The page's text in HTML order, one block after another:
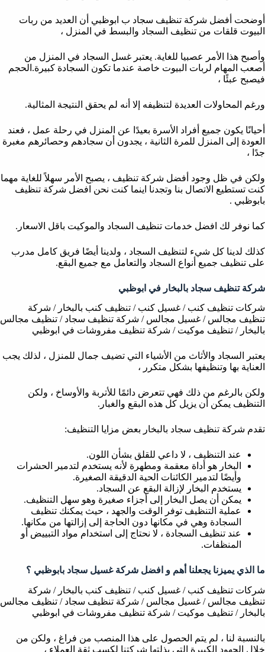
أوضحت أفضل شركة تنظيف سجاد ب ابوظبي أن العديد من ربات
البيوت قلقات من تنظيف السجاد والبسط في المنزل ،
وأصبح هذا الأمر عصبيا للغاية. يعتبر غسل السجاد في المنزل من
أصعب المهام لربات البيوت خاصة عندما تكون السجادة كبيرة.الحجم
فيصبح عبئًا ،
ورغم المحاولات العديدة لتنظيفه إلا أنه لم يحقق النتيجة المثالية.
أحيانًا يكون جميع أفراد الأسرة بعيدًا عن المنزل في رحلة عمل ، فعند
العودة إلى المنزل للمرة الثانية ، يجدون أن سجادهم وحصائرهم مغبرة
جدًا ،
ولكن في ظل وجود أفضل شركة تنظيف ، يصبح الأمر سهلاً للغاية مهما
كنت تستطيع الاتصال بنا وتجدنا اينما كنت نحن افضل شركة تنظيف
بابوظبي .
كما نوفر لك افضل خدمات تنظيف السجاد والموكيت باقل الاسعار.
كذلك لدينا كل شيء لتنظيف السجاد ، ولدينا أيضًا فريق كامل مدرب
على تنظيف جميع أنواع السجاد والتعامل مع جميع البقع.
شركة تنظيف سجاد بالبخار في ابوظبي
شركات تنظيف كنب / غسيل كنب / تنظيف كنب بالبخار / شركة
تنظيف مجالس / غسيل مجالس / شركة تنظيف سجاد / تنظيف مجالس
بالبخار / تنظيف موكيت / شركة تنظيف مفروشات في ابوظبي
يعتبر السجاد والأثاث من الأشياء التي تضيف جمال للمنزل ، لذلك يجب
العناية بها وتنظيفها بشكل متكرر ،
ولكن بالرغم من ذلك فهي تتعرض دائمًا للأتربة والأوساخ ، ولكن
التنظيف يمكن أن يزيل كل هذه البقع والغبار.
تقدم شركة تنظيف سجاد بالبخار بعض مزايا التنظيف:
عند التنظيف ، لا داعي للقلق بشأن اللون.
البخار هو أداة معقمة ومطهرة لأنه يستخدم لتدمير الحشرات
وأيضًا لتدمير الكائنات الحية الدقيقة الصغيرة.
يستخدم البخار لإزالة البقع عن السجاد.
يمكن أن يصل البخار إلى أجزاء صغيرة وهو سهل التنظيف.
عملية التنظيف توفر الوقت والجهد ، حيث يمكنك تنظيف
السجادة وهي في مكانها دون الحاجة إلى إزالتها من مكانها.
عند تنظيف السجادة ، لا نحتاج إلى استخدام مواد التبييض أو
المنظفات.
ما الذي يميزنا يجعلنا أهم و افضل شركة غسيل سجاد بابوظبي ؟
شركات تنظيف كنب / غسيل كنب / تنظيف كنب بالبخار / شركة
تنظيف مجالس / غسيل مجالس / شركة تنظيف سجاد / تنظيف مجالس
بالبخار / تنظيف موكيت / شركة تنظيف مفروشات في ابوظبي
بالنسبة لنا ، لم يتم الحصول على هذا المنصب من فراغ ، ولكن من
خلال الجهود الكبيرة التي بذلتها شركتنا لكسب ثقة العملاء ،